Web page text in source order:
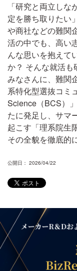
「研究と両立し
定を勝ち取りたい
や商社などの難関
活の中でも、高い
んな思いを抱えて
か？ そんな就活
みなさんに、難関
系特化型選抜コミ
Science（BCS）
たに発足し、サマ
起こす「理系院生
その全貌を徹底的
公開日： 2026/04/22